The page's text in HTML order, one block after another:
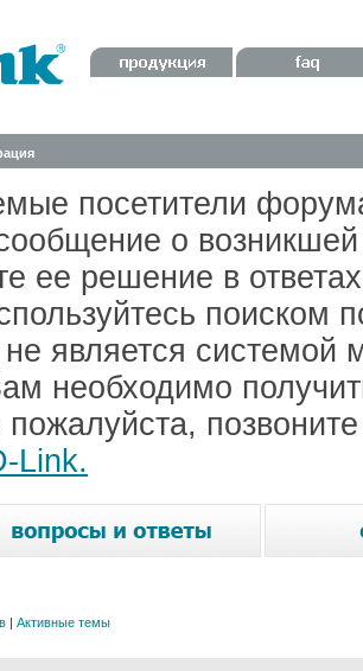
посетители
о
ее решение в
поиском
является системой
необходимо
пожалуйста,
Link.
| Активные темы